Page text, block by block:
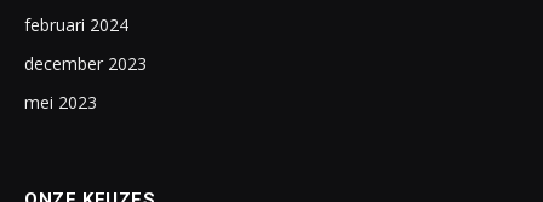
februari 2024
december 2023
mei 2023